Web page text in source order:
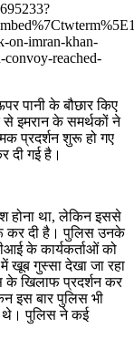
on-imran-khan-
convoy-reached-
पानी के बौछार किए
से इमरान के समर्थकों ने
प्रदर्शन शुरू हो गए
दी गई है।
होना था, लेकिन इससे
कर दी है। पुलिस उनके
के कार्यकर्ताओं को
खूब गुस्सा देखा जा रहा
खिलाफ प्रदर्शन कर
इस बार पुलिस भी
थे। पुलिस ने कई